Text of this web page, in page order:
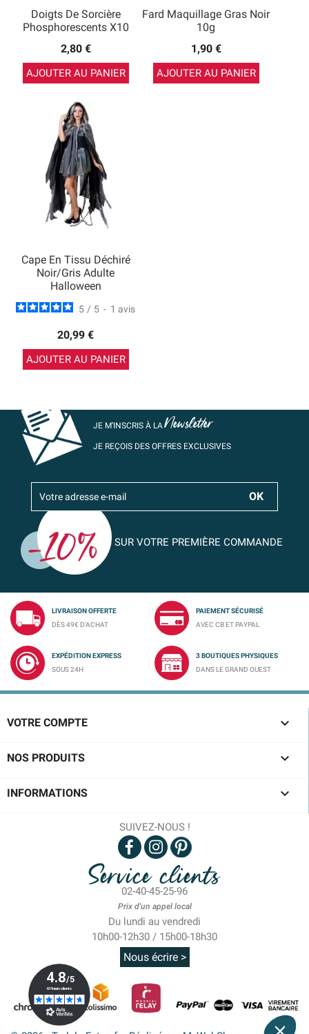
Doigts De Sorcière
Phosphorescents X10
2,80 €
AJOUTER AU PANIER
Fard Maquillage Gras Noir
10g
1,90 €
AJOUTER AU PANIER
Cape En Tissu Déchiré
Noir/gris Adulte
Halloween
5 / 5 - 1 avis
20,99 €
AJOUTER AU PANIER
JE M’INSCRIS À LANewsletter
JE REÇOIS DES OFFRES EXCLUSIVES
SUR VOTRE PREMIÈRE COMMANDE
LIVRAISON OFFERTE
DÈS 49€ D'ACHAT
PAIEMENT SÉCURISÉ
AVEC CB ET PAYPAL
EXPÉDITION EXPRESS
SOUS 24H
3 BOUTIQUES PHYSIQUES
DANS LE GRAND OUEST
VOTRE COMPTE 
NOS PRODUITS 
INFORMATIONS 
SUIVEZ-NOUS !
Service clients
02-40-45-25-96
Prix d'un appel local
Du lundi au vendredi
10h00-12h30 / 15h00-18h30
Nous écrire >